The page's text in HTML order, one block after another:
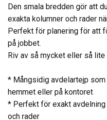
Den smala bredden gör att
exakta kolumner och rader
Perfekt för planering för att
på jobbet.
Riv av så mycket eller så
* Mångsidig avdelartejp
hemmet eller på kontoret
* Perfekt för exakt
och rader